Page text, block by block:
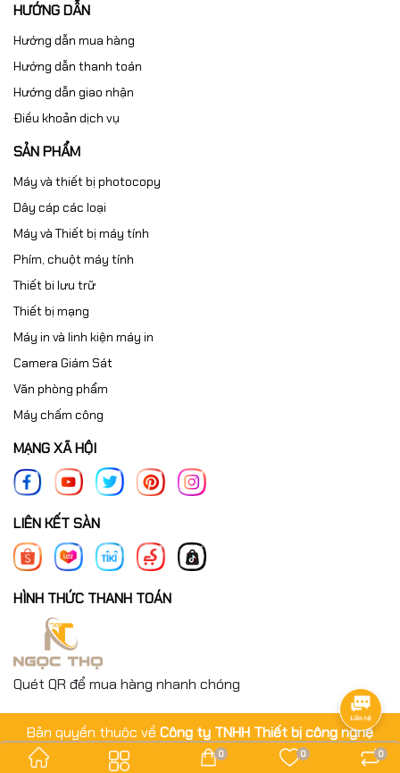
HƯỚNG DẪN
Hướng dẫn mua hàng
Hướng dẫn thanh toán
Hướng dẫn giao nhận
Điều khoản dịch vụ
SẢN PHẨM
Máy và thiết bị photocopy
Dây cáp các loại
Máy và Thiết bị máy tính
Phím, chuột máy tính
Thiết bi lưu trữ
Thiết bị mạng
Máy in và linh kiện máy in
Camera Giám Sát
Văn phòng phẩm
Máy chấm công
MẠNG XÃ HỘI
LIÊN KẾT SÀN
HÌNH THỨC THANH TOÁN
Quét QR để mua hàng nhanh chóng
Bản quyền thuộc về Công ty TNHH Thiết bị công nghệ
Ngọc Thọ
0 0 0